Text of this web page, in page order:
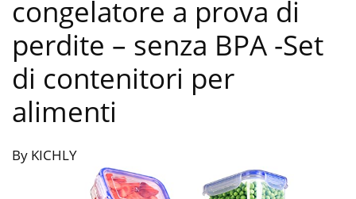
congelatore a prova di
perdite – senza BPA -Set
di contenitori per
alimenti
By KICHLY